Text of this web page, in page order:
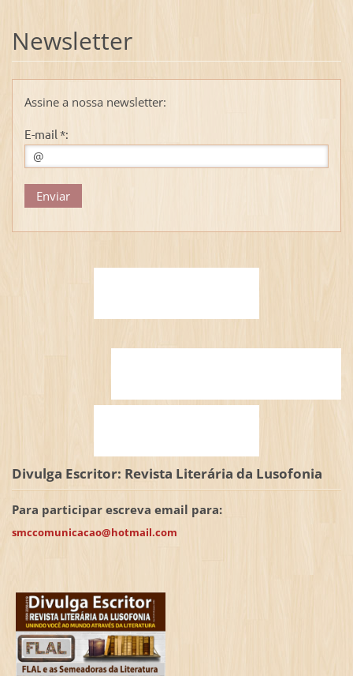
Newsletter
Assine a nossa newsletter:
E-mail *:
Divulga Escritor: Revista Literária da Lusofonia
Para participar escreva email para:
smccomunicacao@hotmail.com